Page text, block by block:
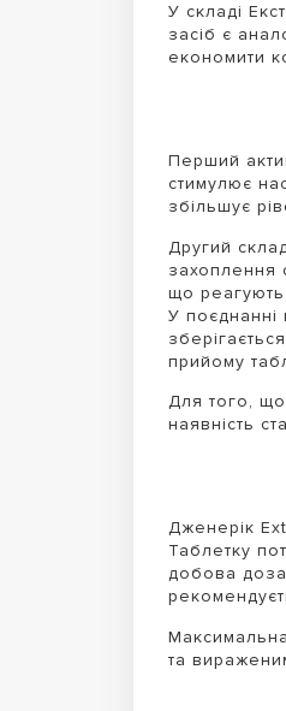
У складі
засіб є
економити
Перший
стимулює
збільшує
Другий
захоплення
що реагують
У
прийому
Для того,
наявність
Дженерік
Таблетку
добова
та